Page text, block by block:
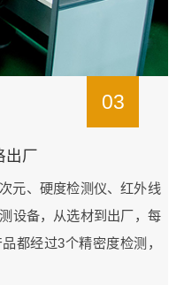
03
出厂
元、硬度检测仪、红外线
设备，从选材到出厂，每
都经过3个精密度检测，